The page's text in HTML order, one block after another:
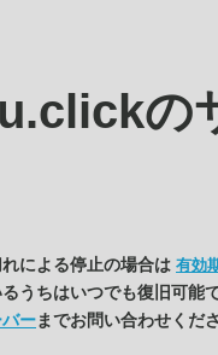
の
による停止の場合は 有効
うちはいつでも復旧可能
ーまでお問い合わせくださ